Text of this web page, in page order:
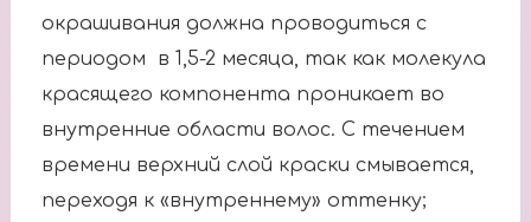
окрашивания должна проводиться с
периодом в 1,5-2 месяца, так как молекула
красящего компонента проникает во
внутренние области волос. С течением
времени верхний слой краски смывается,
переходя к «внутреннему» оттенку;